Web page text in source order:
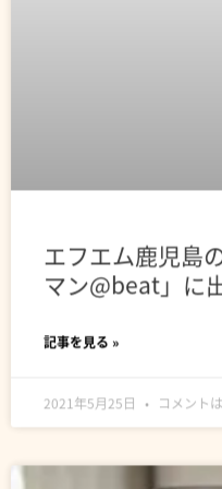
エフエム鹿児島
マン@beat」に
記事を見る »
2021年5月25日 コメント